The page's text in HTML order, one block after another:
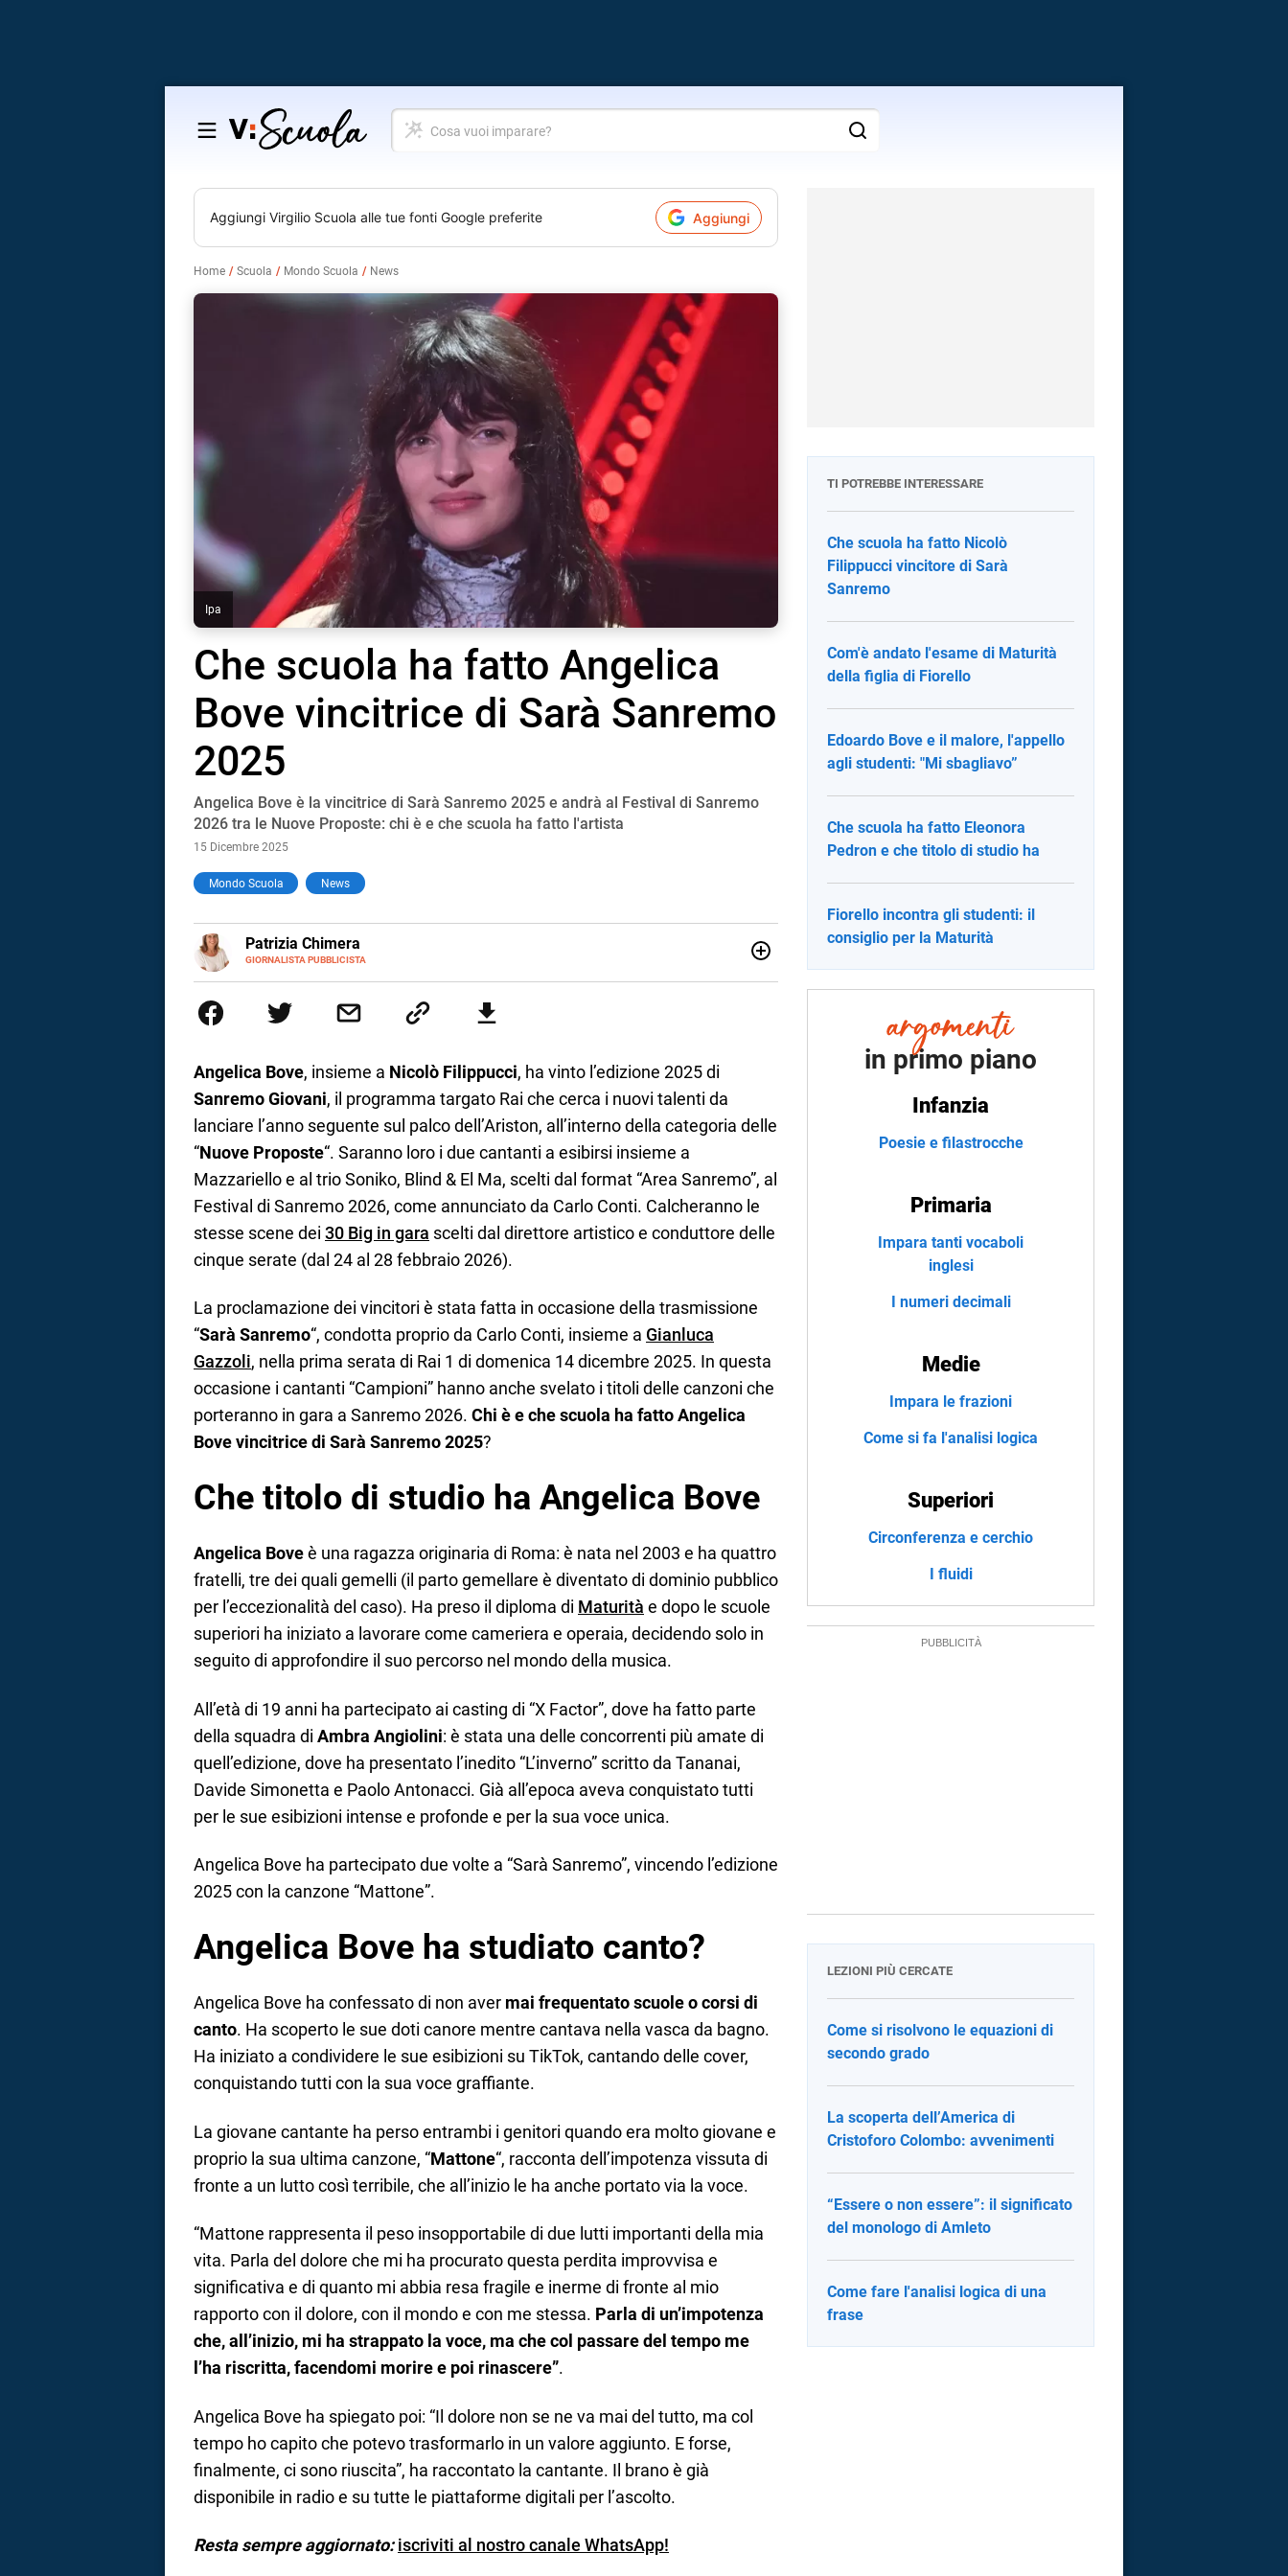
Salta
contenuto
Cosa
vuoi
Aggiungi Virgilio Scuola alle tue fonti Google preferite Aggiungi
Home Scuola Mondo Scuola News
Ipa
Che scuola ha fatto Angelica
Bove vincitrice di Sarà Sanremo
2025
Angelica Bove è la vincitrice di Sarà Sanremo 2025 e andrà al Festival di Sanremo
2026 tra le Nuove Proposte: chi è e che scuola ha fatto l'artista
15 Dicembre 2025
Mondo Scuola News
Patrizia Chimera
GIORNALISTA PUBBLICISTA
E-
MAIL
LINKEDIN
comunicazione specializzandosi nella scrittura di articoli sul mondo scolastico.
Angelica Bove, insieme a Nicolò Filippucci, ha vinto l’edizione 2025 di
Sanremo Giovani, il programma targato Rai che cerca i nuovi talenti da
lanciare l’anno seguente sul palco dell’Ariston, all’interno della categoria delle
“Nuove Proposte“. Saranno loro i due cantanti a esibirsi insieme a
Mazzariello e al trio Soniko, Blind & El Ma, scelti dal format “Area Sanremo”, al
Festival di Sanremo 2026, come annunciato da Carlo Conti. Calcheranno le
stesse scene dei 30 Big in gara scelti dal direttore artistico e conduttore delle
cinque serate (dal 24 al 28 febbraio 2026).
La proclamazione dei vincitori è stata fatta in occasione della trasmissione
“Sarà Sanremo“, condotta proprio da Carlo Conti, insieme a Gianluca
Gazzoli, nella prima serata di Rai 1 di domenica 14 dicembre 2025. In questa
occasione i cantanti “Campioni” hanno anche svelato i titoli delle canzoni che
porteranno in gara a Sanremo 2026. Chi è e che scuola ha fatto Angelica
Bove vincitrice di Sarà Sanremo 2025?
Che titolo di studio ha Angelica Bove
Angelica Boveè una ragazza originaria di Roma: è nata nel 2003 e ha quattro
fratelli, tre dei quali gemelli (il parto gemellare è diventato di dominio pubblico
per l’eccezionalità del caso). Ha preso il diploma di Maturità e dopo le scuole
superiori ha iniziato a lavorare come cameriera e operaia, decidendo solo in
seguito di approfondire il suo percorso nel mondo della musica.
All’età di 19 anni ha partecipato ai casting di “X Factor”, dove ha fatto parte
della squadra di Ambra Angiolini: è stata una delle concorrenti più amate di
quell’edizione, dove ha presentato l’inedito “L’inverno” scritto da Tananai,
Davide Simonetta e Paolo Antonacci. Già all’epoca aveva conquistato tutti
per le sue esibizioni intense e profonde e per la sua voce unica.
Angelica Bove ha partecipato due volte a “Sarà Sanremo”, vincendo l’edizione
2025 con la canzone “Mattone”.
Angelica Bove ha studiato canto?
Angelica Bove ha confessato di non aver mai frequentato scuole o corsi di
canto. Ha scoperto le sue doti canore mentre cantava nella vasca da bagno.
Ha iniziato a condividere le sue esibizioni su TikTok, cantando delle cover,
conquistando tutti con la sua voce graffiante.
La giovane cantante ha perso entrambi i genitori quando era molto giovane e
proprio la sua ultima canzone, “Mattone“, racconta dell’impotenza vissuta di
fronte a un lutto così terribile, che all’inizio le ha anche portato via la voce.
“Mattone rappresenta il peso insopportabile di due lutti importanti della mia
vita. Parla del dolore che mi ha procurato questa perdita improvvisa e
significativa e di quanto mi abbia resa fragile e inerme di fronte al mio
rapporto con il dolore, con il mondo e con me stessa. Parla di un’impotenza
che, all’inizio, mi ha strappato la voce, ma che col passare del tempo me
l’ha riscritta, facendomi morire e poi rinascere”.
Angelica Bove ha spiegato poi: “Il dolore non se ne va mai del tutto, ma col
tempo ho capito che potevo trasformarlo in un valore aggiunto. E forse,
finalmente, ci sono riuscita”, ha raccontato la cantante. Il brano è già
disponibile in radio e su tutte le piattaforme digitali per l’ascolto.
Resta sempre aggiornato: iscriviti al nostro canale WhatsApp!
TI POTREBBE INTERESSARE
Che scuola ha fatto Nicolò
Filippucci vincitore di Sarà
Sanremo
Com'è andato l'esame di Maturità
della figlia di Fiorello
Edoardo Bove e il malore, l'appello
agli studenti: "Mi sbagliavo”
Che scuola ha fatto Eleonora
Pedron e che titolo di studio ha
Fiorello incontra gli studenti: il
consiglio per la Maturità
in primo piano
Infanzia
Poesie e filastrocche
Primaria
Impara tanti vocaboli
inglesi
I numeri decimali
Medie
Impara le frazioni
Come si fa l'analisi logica
Superiori
Circonferenza e cerchio
I fluidi
LEZIONI PIÙ CERCATE
Come si risolvono le equazioni di
secondo grado
La scoperta dell’America di
Cristoforo Colombo: avvenimenti
“Essere o non essere”: il significato
del monologo di Amleto
Come fare l'analisi logica di una
frase